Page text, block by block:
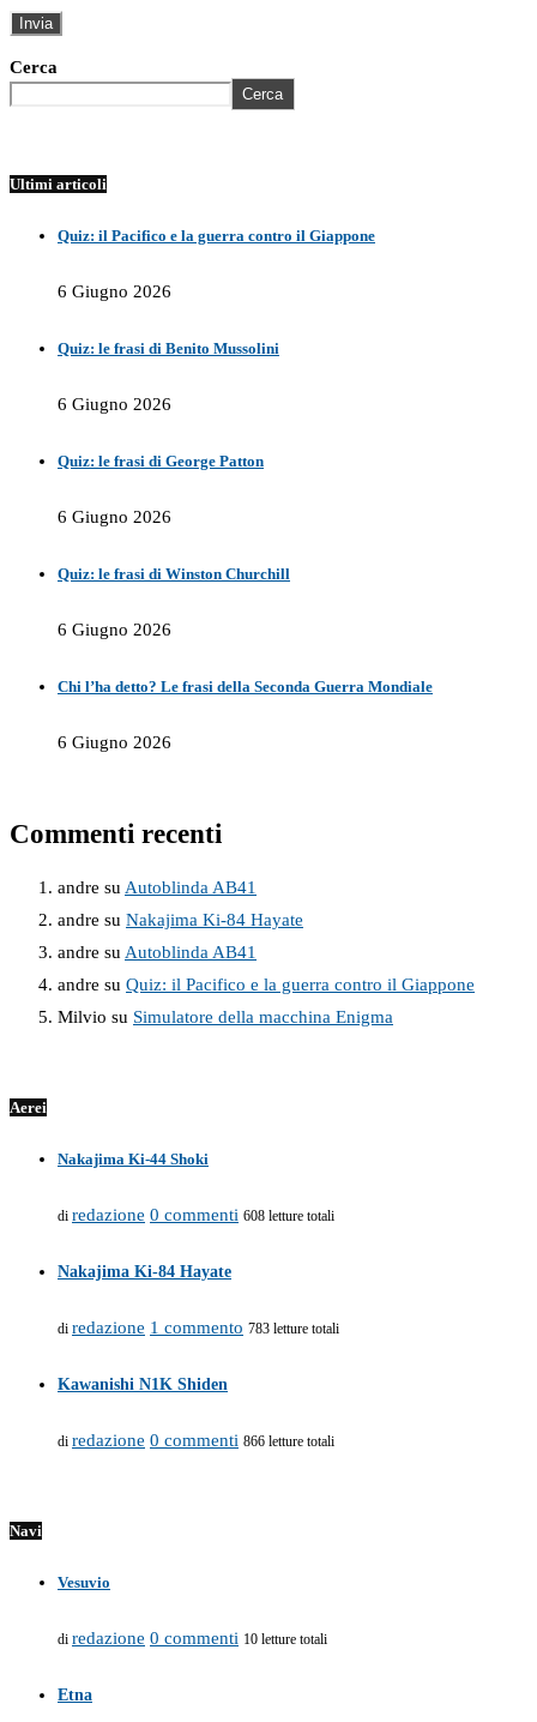
Cerca
Cerca
Ultimi articoli
Quiz: il Pacifico e la guerra contro il Giappone
6 Giugno 2026
Quiz: le frasi di Benito Mussolini
6 Giugno 2026
Quiz: le frasi di George Patton
6 Giugno 2026
Quiz: le frasi di Winston Churchill
6 Giugno 2026
Chi l’ha detto? Le frasi della Seconda Guerra Mondiale
6 Giugno 2026
Commenti recenti
andre su Autoblinda AB41
andre su Nakajima Ki-84 Hayate
andre su Autoblinda AB41
andre su Quiz: il Pacifico e la guerra contro il Giappone
Milvio su Simulatore della macchina Enigma
Aerei
Nakajima Ki-44 Shoki
di redazione 0 commenti 608 letture totali
Nakajima Ki-84 Hayate
di redazione 1 commento 783 letture totali
Kawanishi N1K Shiden
di redazione 0 commenti 866 letture totali
Navi
Vesuvio
di redazione 0 commenti 10 letture totali
Etna